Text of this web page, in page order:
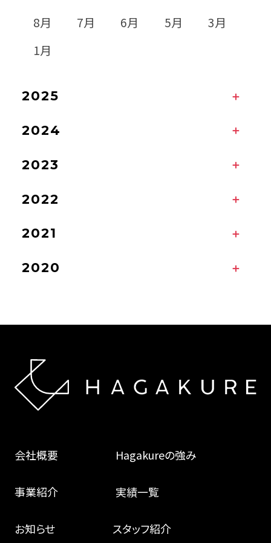
8月 7月 6月 5月
3月
1月
2025
2024
2023
2022
2021
2020
会社概要 Hagakureの強み
事業紹介 実績一覧
お知らせ スタッフ紹介